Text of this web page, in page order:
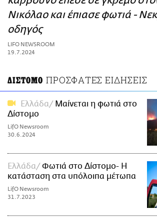
ΑΜΠΑ
PRINT
Νικόλαο και έπιασε φωτιά -
οδηγός
LIFO NEWSROOM
19.7.2024
ΔΙΣΤΟΜΟ ΠΡΟΣΦΑΤΕΣ ΕΙΔΗΣΕΙΣ
Ελλάδα
Μαίνεται η φωτιά στο
Δίστομο
LifO Newsroom
30.6.2024
Ελλάδα
Φωτιά στο Δίστομο- Η
κατάσταση στα υπόλοιπα μέτωπα
LifO Newsroom
31.7.2023